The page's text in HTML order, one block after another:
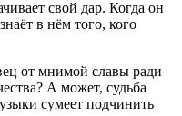
свой дар. Когда он
в нём того, кого
от мнимой славы ради
А может, судьба
сумеет подчинить